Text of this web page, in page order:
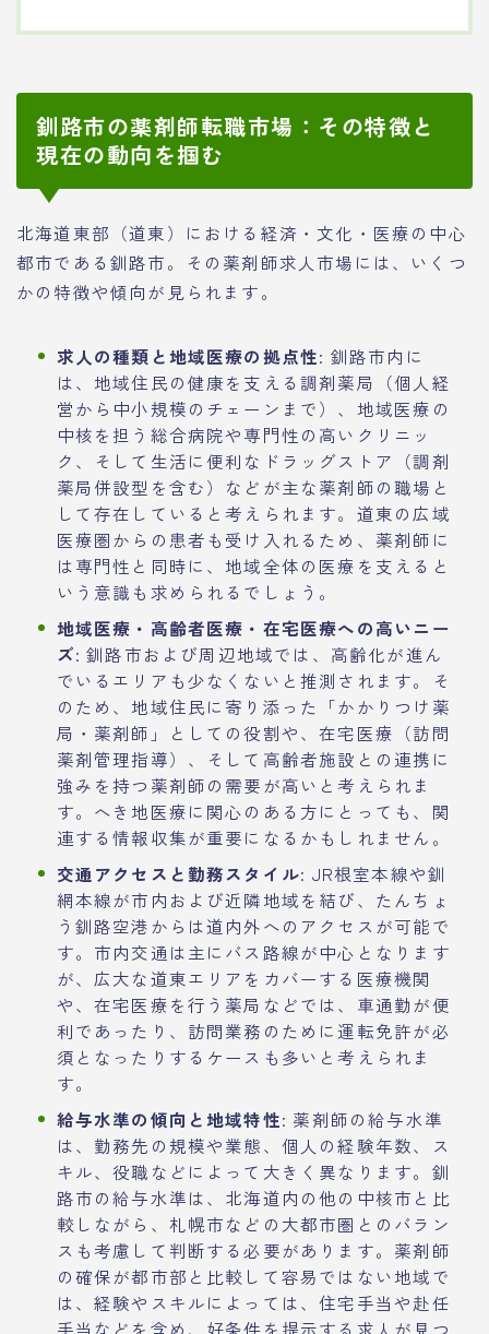
釧路市の薬剤師転職市場：その特徴と
現在の動向を掴む
北海道東部（道東）における経済・文化・医療の中心
都市である釧路市。その薬剤師求人市場には、いくつ
かの特徴や傾向が見られます。
求人の種類と地域医療の拠点性: 釧路市内に
は、地域住民の健康を支える調剤薬局（個人経
営から中小規模のチェーンまで）、地域医療の
中核を担う総合病院や専門性の高いクリニッ
ク、そして生活に便利なドラッグストア（調剤
薬局併設型を含む）などが主な薬剤師の職場と
して存在していると考えられます。道東の広域
医療圏からの患者も受け入れるため、薬剤師に
は専門性と同時に、地域全体の医療を支えると
いう意識も求められるでしょう。
地域医療・高齢者医療・在宅医療への高いニー
ズ: 釧路市および周辺地域では、高齢化が進ん
でいるエリアも少なくないと推測されます。そ
のため、地域住民に寄り添った「かかりつけ薬
局・薬剤師」としての役割や、在宅医療（訪問
薬剤管理指導）、そして高齢者施設との連携に
強みを持つ薬剤師の需要が高いと考えられま
す。へき地医療に関心のある方にとっても、関
連する情報収集が重要になるかもしれません。
交通アクセスと勤務スタイル: JR根室本線や釧
網本線が市内および近隣地域を結び、たんちょ
う釧路空港からは道内外へのアクセスが可能で
す。市内交通は主にバス路線が中心となります
が、広大な道東エリアをカバーする医療機関
や、在宅医療を行う薬局などでは、車通勤が便
利であったり、訪問業務のために運転免許が必
須となったりするケースも多いと考えられま
す。
給与水準の傾向と地域特性: 薬剤師の給与水準
は、勤務先の規模や業態、個人の経験年数、ス
キル、役職などによって大きく異なります。釧
路市の給与水準は、北海道内の他の中核市と比
較しながら、札幌市などの大都市圏とのバラン
スも考慮して判断する必要があります。薬剤師
の確保が都市部と比較して容易ではない地域で
は、経験やスキルによっては、住宅手当や赴任
手当などを含め、好条件を提示する求人が見つ